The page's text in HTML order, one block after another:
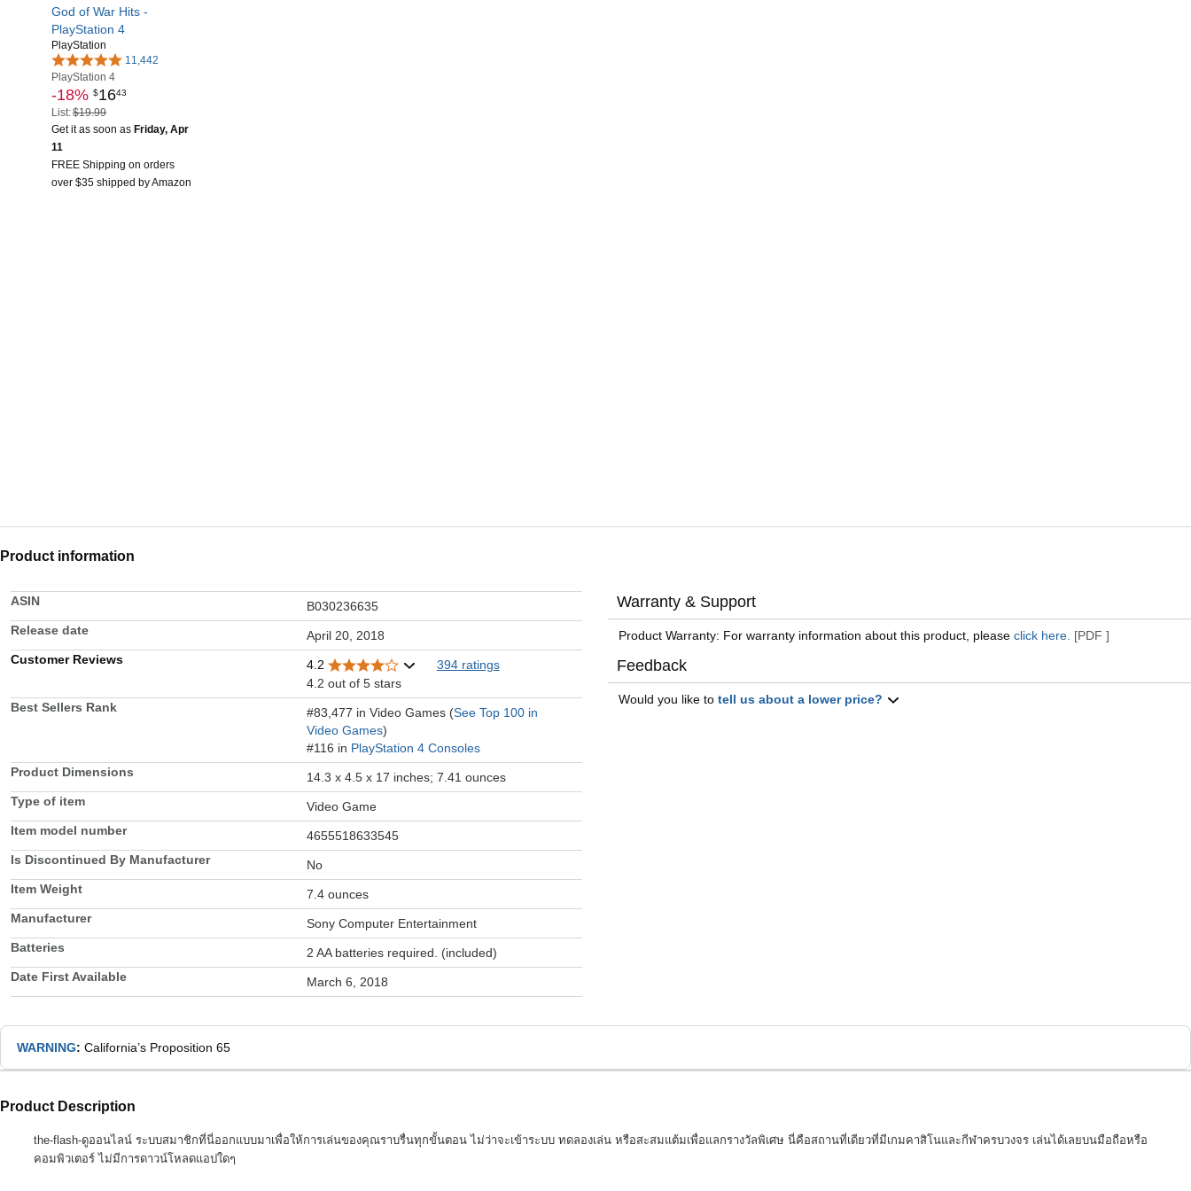
God of War Hits -
PlayStation 4
PlayStation
11,442
PlayStation 4
-18% $1643
List:$19.99
Get it as soon as Friday, Apr
11
FREE Shipping on orders
over $35 shipped by Amazon
Product information
ASIN
B030236635
Release date
April 20, 2018
Customer Reviews
4.2
394 ratings
4.2 out of 5 stars
Best Sellers Rank
#83,477 in Video Games (See Top 100 in
Video Games)
#116 in PlayStation 4 Consoles
Product Dimensions
14.3 x 4.5 x 17 inches; 7.41 ounces
Type of item
Video Game
Item model number
4655518633545
Is Discontinued By Manufacturer
No
Item Weight
7.4 ounces
Manufacturer
Sony Computer Entertainment
Batteries
2 AA batteries required. (included)
Date First Available
March 6, 2018
Warranty & Support
Product Warranty: For warranty information about this product, pleaseclick here. [PDF ]
Feedback
Would you like totell us about a lower price?
WARNING: California’s Proposition 65
Product Description
the-flash-ดูออนไลน์ ระบบสมาชิกที่นี่ออกแบบมาเพื่อให้การเล่นของคุณราบรื่นทุกขั้นตอน ไม่ว่าจะเข้าระบบ ทดลองเล่น หรือสะสมแต้มเพื่อแลกรางวัลพิเศษ นี่คือสถานที่เดียวที่มีเกมคาสิโนและกีฬาครบวงจร เล่นได้เลยบนมือถือหรือ
คอมพิวเตอร์ ไม่มีการดาวน์โหลดแอปใดๆ